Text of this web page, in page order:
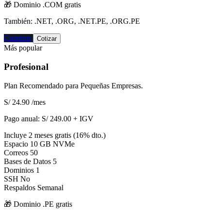
🎁 Dominio .COM gratis
También: .NET, .ORG, .NET.PE, .ORG.PE
Comprar Cotizar
Más popular
Profesional
Plan Recomendado para Pequeñas Empresas.
S/ 24.90 /mes
Pago anual: S/ 249.00 + IGV
Incluye 2 meses gratis (16% dto.)
Espacio 10 GB NVMe
Correos 50
Bases de Datos 5
Dominios 1
SSH No
Respaldos Semanal
🎁 Dominio .PE gratis